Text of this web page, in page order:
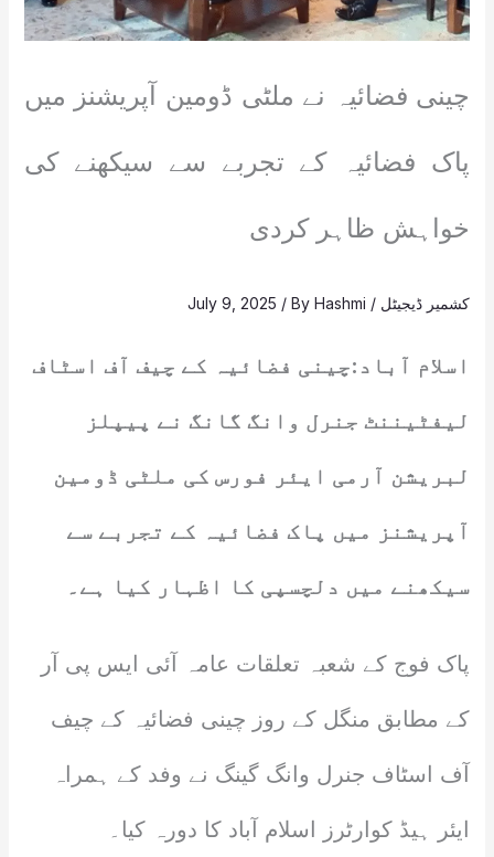
چینی فضائیہ نے ملٹی ڈومین آپریشنز میں
پاک فضائیہ کے تجربے سے سیکھنے کی
خواہش ظاہر کردی
کشمیر ڈیجیٹل /
July 9, 2025 / ByHashmi
اسلام آباد:چینی فضائیہ کے چیف آف اسٹاف
لیفٹیننٹ جنرل وانگ گانگ نے پیپلز
لبریشن آرمی ایئر فورس کی ملٹی ڈومین
آپریشنز میں پاک فضائیہ کے تجربے سے
سیکھنے میں دلچسپی کا اظہار کیا ہے۔
پاک فوج کے شعبہ تعلقات عامہ آئی ایس پی آر
کے مطابق منگل کے روز چینی فضائیہ کے چیف
آف اسٹاف جنرل وانگ گینگ نے وفد کے ہمراہ
ایئر ہیڈ کوارٹرز اسلام آباد کا دورہ کیا۔